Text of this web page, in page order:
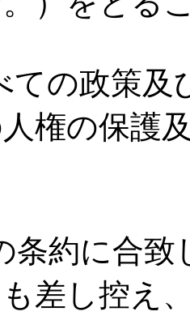
ての政策及
権の保護
条約に合
差し控え